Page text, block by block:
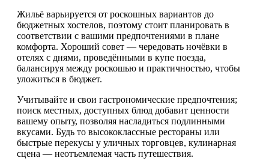
Жильё варьируется от роскошных вариантов до
бюджетных хостелов, поэтому стоит планировать в
соответствии с вашими предпочтениями в плане
комфорта. Хороший совет — чередовать ночёвки в
отелях с днями, проведёнными в купе поезда,
балансируя между роскошью и практичностью, чтобы
уложиться в бюджет.
Учитывайте и свои гастрономические предпочтения;
поиск местных, доступных блюд добавит ценности
вашему опыту, позволяя насладиться подлинными
вкусами. Будь то высококлассные рестораны или
быстрые перекусы у уличных торговцев, кулинарная
сцена — неотъемлемая часть путешествия.